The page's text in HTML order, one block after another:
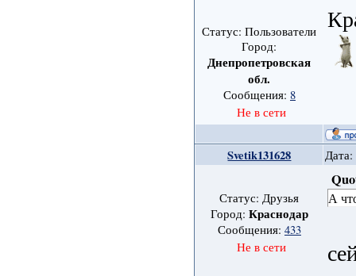
Статус: Пользователи
Город:
Днепропетровская
обл.
Сообщения: 8
Не в сети
Svetik131628
Статус: Друзья
Город: Краснодар
Сообщения: 433
Не в сети
А